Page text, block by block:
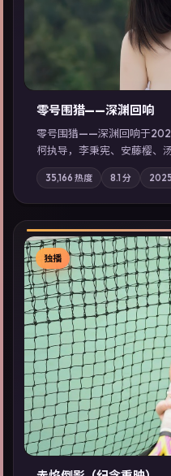
零号围猎——深渊回响
零号围猎——深渊回响于
柯执导，李秉宪、安藤樱、
轴，旧案重提，真相与谎言
强化地域气质；站内亦可通
看」延展检索同类型高分佳
35,166 热度 8.1 分
独播